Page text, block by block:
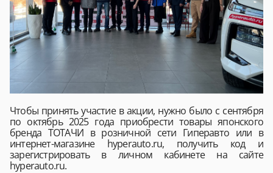
Чтобы принять участие в акции, нужно было с сентября
по октябрь 2025 года приобрести товары японского
бренда ТОТАЧИ в розничной сети Гиперавто или в
интернет-магазине hyperauto.ru, получить код и
зарегистрировать в личном кабинете на сайте
hyperauto.ru.